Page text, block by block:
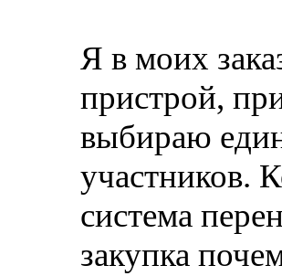
Я в моих
пристрой,
выбираю
участников.
система
закупка